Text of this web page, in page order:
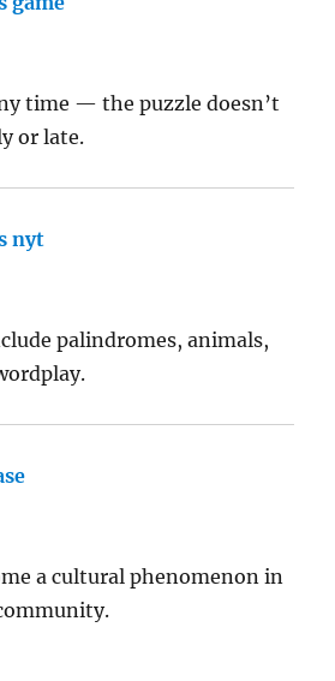
time — the puzzle doesn’t
or late.
nyt
palindromes, animals,
a cultural phenomenon in